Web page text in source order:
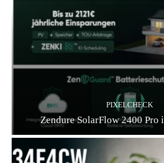
PIXELCHECK
Zendure SolarFlow 2400 Pro